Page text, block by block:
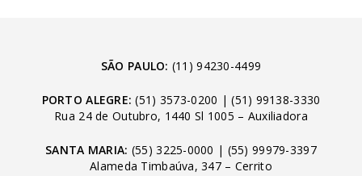
SÃO PAULO: (11) 94230-4499
PORTO ALEGRE: (51) 3573-0200 |(51) 99138-3330
Rua 24 de Outubro, 1440 Sl 1005 – Auxiliadora
SANTA MARIA: (55) 3225-0000 | (55) 99979-3397
Alameda Timbaúva, 347 – Cerrito